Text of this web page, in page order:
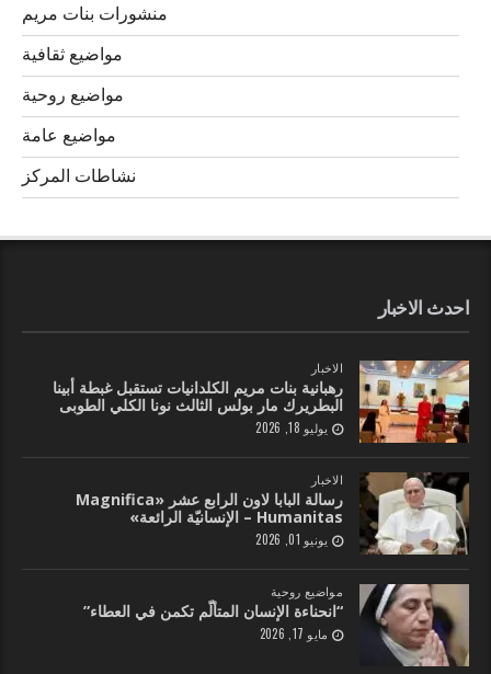
منشورات بنات مريم
مواضيع ثقافية
مواضيع روحية
مواضيع عامة
نشاطات المركز
احدث الاخبار
الاخبار
رهبانية بنات مريم الكلدانيات تستقبل غبطة أبينا
البطريرك مار بولس الثالث نونا الكلي الطوبى
يوليو 18, 2026
الاخبار
رسالة البابا لاون الرابع عشر «Magnifica
Humanitas – الإنسانيّة الرائعة»
يونيو 01, 2026
مواضيع روحية
“انحناءة الإنسان المتألّم تكمن في العطاء”
مايو 17, 2026